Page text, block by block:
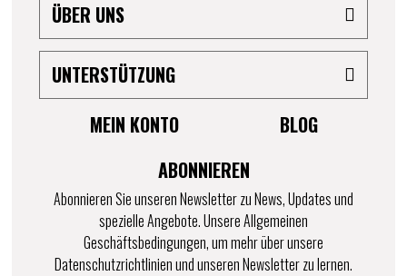
ÜBER UNS
UNTERSTÜTZUNG
MEIN KONTO
BLOG
ABONNIEREN
Abonnieren Sie unseren Newsletter zu News, Updates und
spezielle Angebote. Unsere Allgemeinen
Geschäftsbedingungen, um mehr über unsere
Datenschutzrichtlinien und unseren Newsletter zu lernen.